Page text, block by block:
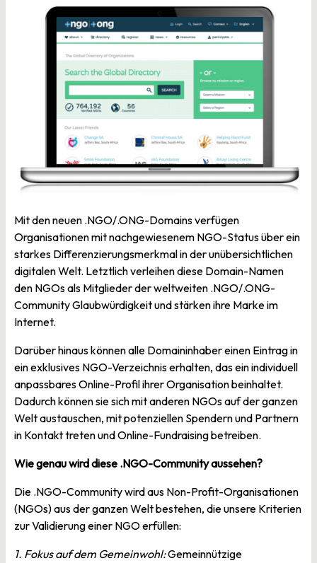
Mit den neuen .NGO/.ONG-Domains verfügen
Organisationen mit nachgewiesenem NGO-Status über ein
starkes Differenzierungsmerkmal in der unübersichtlichen
digitalen Welt. Letztlich verleihen diese Domain-Namen
den NGOs als Mitglieder der weltweiten .NGO/.ONG-
Community Glaubwürdigkeit und stärken ihre Marke im
Internet.
Darüber hinaus können alle Domaininhaber einen Eintrag in
ein exklusives NGO-Verzeichnis erhalten, das ein individuell
anpassbares Online-Profil ihrer Organisation beinhaltet.
Dadurch können sie sich mit anderen NGOs auf der ganzen
Welt austauschen, mit potenziellen Spendern und Partnern
in Kontakt treten und Online-Fundraising betreiben.
Wie genau wird diese .NGO-Community aussehen?
Die .NGO-Community wird aus Non-Profit-Organisationen
(NGOs) aus der ganzen Welt bestehen, die unsere Kriterien
zur Validierung einer NGO erfüllen:
1. Fokus auf dem Gemeinwohl:Gemeinnützige